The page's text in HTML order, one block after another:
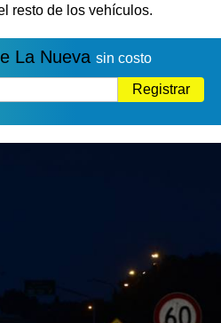
resto de los vehículos.
La Nueva sin costo
Registrar